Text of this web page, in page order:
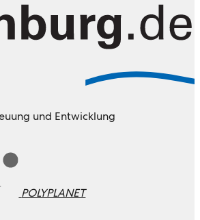
und Entwicklung
POLYPLANET